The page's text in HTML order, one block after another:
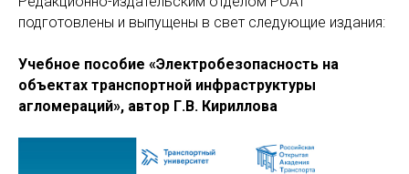
подготовлены и выпущены в свет следующие издания:
Учебное пособие «Электробезопасность на
объектах транспортной инфраструктуры
агломераций», автор Г.В. Кириллова